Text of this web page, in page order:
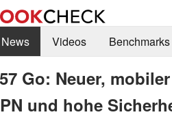
News Videos
Go: Neuer,
und hohe